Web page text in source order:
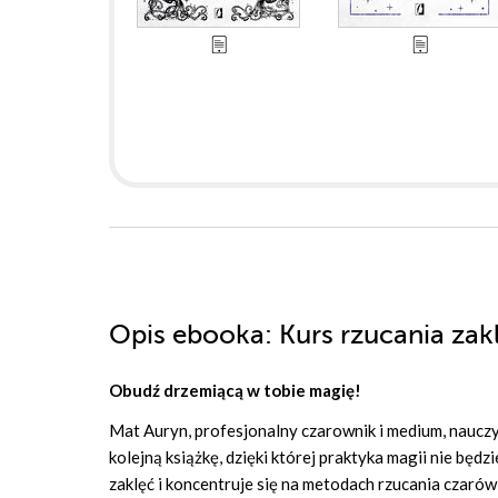
Opis ebooka: Kurs rzucania
Obudź drzemiącą w tobie magię!
Mat Auryn, profesjonalny czarownik i medium,
kolejną książkę, dzięki której praktyka magii nie
zaklęć i koncentruje się na metodach rzucania